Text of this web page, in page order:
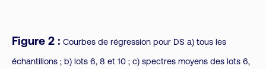
Figure 2 : Courbes de régression pour DS a) tous les
échantillons ; b) lots 6, 8 et 10 ; c) spectres moyens des lots 6,